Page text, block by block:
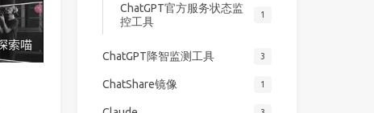
ChatGPT官方服务状态监
控工具
1
ChatGPT降智监测工具 3
ChatShare镜像 1